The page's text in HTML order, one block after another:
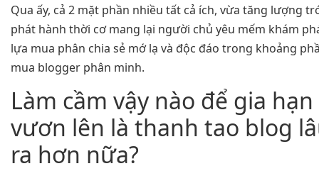
Qua ấy, cả 2 mặt phần nhiều tất cả ích, vừa tăng lượng
phát hành thời cơ mang lại người chủ yêu mếm khám
lựa mua phân chia sẻ mớ lạ và độc đáo trong khoảng
mua blogger phân minh.
Làm cầm vậy nào để gia hạn
vươn lên là thanh tao blog
ra hơn nữa?